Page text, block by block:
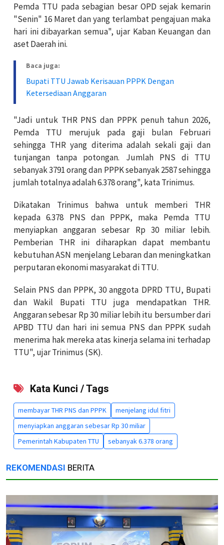
Pemda TTU pada sebagian besar OPD sejak kemarin
"Senin" 16 Maret dan yang terlambat pengajuan maka
hari ini dibayarkan semua", ujar Kaban Keuangan dan
aset Daerah ini.
Baca juga:
Bupati TTU Jawab Kerisauan PPPK Dengan
Ketersediaan Anggaran
"Jadi untuk THR PNS dan PPPK penuh tahun 2026,
Pemda TTU merujuk pada gaji bulan Februari
sehingga THR yang diterima adalah sekali gaji dan
tunjangan tanpa potongan. Jumlah PNS di TTU
sebanyak 3791 orang dan PPPK sebanyak 2587 sehingga
jumlah totalnya adalah 6.378 orang", kata Trinimus.
Dikatakan Trinimus bahwa untuk memberi THR
kepada 6.378 PNS dan PPPK, maka Pemda TTU
menyiapkan anggaran sebesar Rp 30 miliar lebih.
Pemberian THR ini diharapkan dapat membantu
kebutuhan ASN menjelang Lebaran dan meningkatkan
perputaran ekonomi masyarakat di TTU.
Selain PNS dan PPPK, 30 anggota DPRD TTU, Bupati
dan Wakil Bupati TTU juga mendapatkan THR.
Anggaran sebesar Rp 30 miliar lebih itu bersumber dari
APBD TTU dan hari ini semua PNS dan PPPK sudah
menerima hak mereka atas kinerja selama ini terhadap
TTU", ujar Trinimus (SK).
Kata Kunci / Tags
membayar THR PNS dan PPPK
menjelang idul fitri
menyiapkan anggaran sebesar Rp 30 miliar
Pemerintah Kabupaten TTU
sebanyak 6.378 orang
REKOMENDASI BERITA